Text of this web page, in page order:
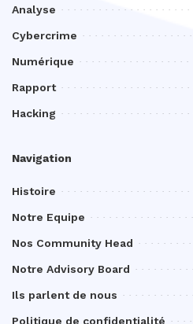
Analyse
Cybercrime
Numérique
Rapport
Hacking
Navigation
Histoire
Notre Equipe
Nos Community Head
Notre Advisory Board
Ils parlent de nous
Politique de confidentialité